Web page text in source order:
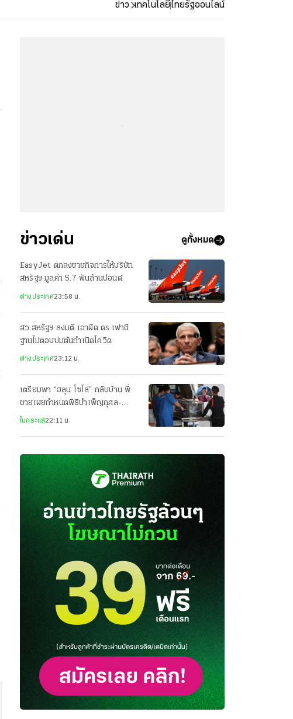
ข่าว เทคโนโลยีไทยรัฐออนไลน์
ข่าวเด่น ดูทั้งหมด
EasyJet ตกลงขายกิจการให้บริษัท
สหรัฐฯ มูลค่า 5.7 พันล้านปอนด์
ต่างประเทศ23:58 น.
สว.สหรัฐฯ ลงมติ เอาผิด ดร.เฟาชี
ฐานไม่ตอบปมต้นกำเนิดโควิด
ต่างประเทศ23:12 น.
เตรียมพา “ฮลุน โซโล่” กลับบ้าน พี่
ชายเผยกำหนดพิธีบำเพ็ญกุศล-
ฌาปนกิจศพ
ในกระแส22:11 น.